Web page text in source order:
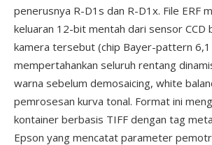
penerusnya R-D1s dan R-D1x. File ERF
keluaran 12-bit mentah dari sensor CCD
kamera tersebut (chip Bayer-pattern 6,1
mempertahankan seluruh rentang
warna sebelum demosaicing, white
pemrosesan kurva tonal. Format ini
kontainer berbasis TIFF dengan tag
Epson yang mencatat parameter